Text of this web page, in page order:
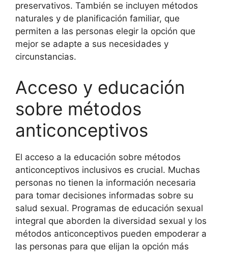
preservativos. También se incluyen métodos
naturales y de planificación familiar, que
permiten a las personas elegir la opción que
mejor se adapte a sus necesidades y
circunstancias.
Acceso y educación
sobre métodos
anticonceptivos
El acceso a la educación sobre métodos
anticonceptivos inclusivos es crucial. Muchas
personas no tienen la información necesaria
para tomar decisiones informadas sobre su
salud sexual. Programas de educación sexual
integral que aborden la diversidad sexual y los
métodos anticonceptivos pueden empoderar a
las personas para que elijan la opción más